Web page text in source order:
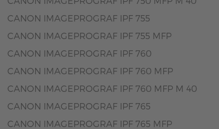
CANON IMAGEPROGRAF IPF 755
CANON IMAGEPROGRAF IPF 755 MFP
CANON IMAGEPROGRAF IPF 760
CANON IMAGEPROGRAF IPF 760 MFP
CANON IMAGEPROGRAF IPF 760 MFP M 40
CANON IMAGEPROGRAF IPF 765
CANON IMAGEPROGRAF IPF 765 MFP